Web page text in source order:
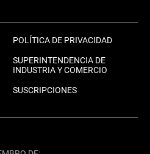
POLÍTICA DE PRIVACIDAD
SUPERINTENDENCIA DE
INDUSTRIA Y COMERCIO
SUSCRIPCIONES